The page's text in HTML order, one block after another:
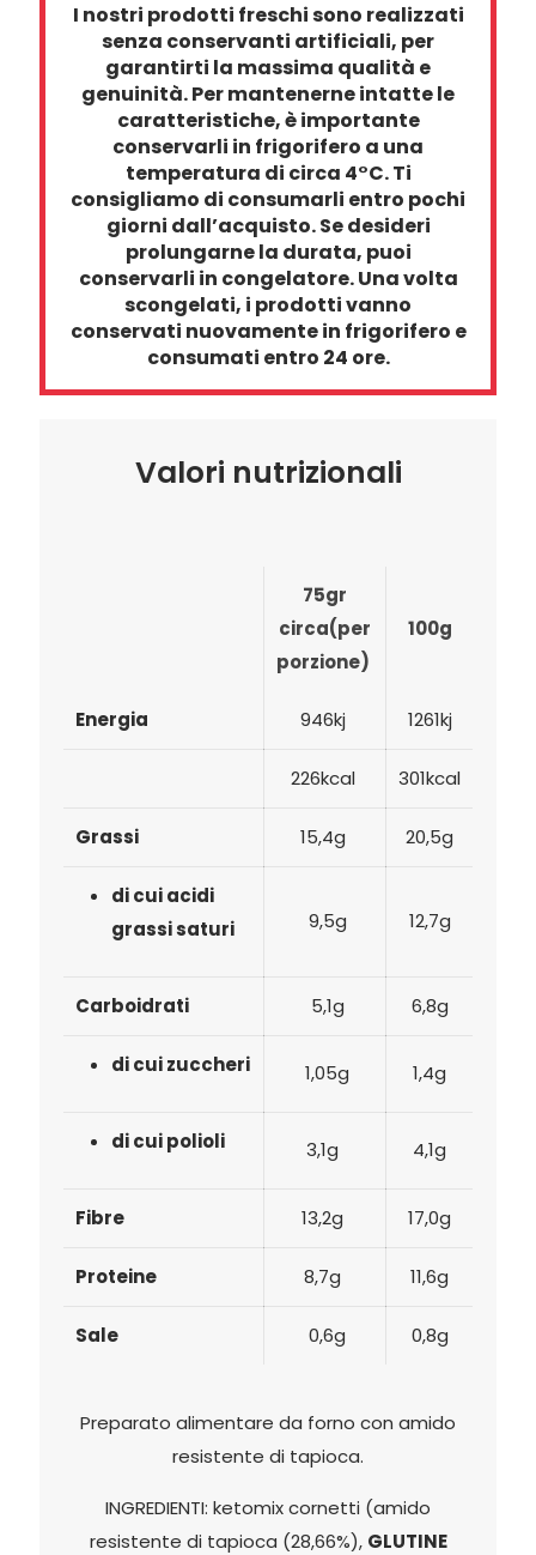
I nostri prodotti freschi sono realizzati
senza conservanti artificiali, per
garantirti la massima qualità e
genuinità. Per mantenerne intatte le
caratteristiche, è importante
conservarli in frigorifero a una
temperatura di circa 4°C. Ti
consigliamo di consumarli entro pochi
giorni dall’acquisto. Se desideri
prolungarne la durata, puoi
conservarli in congelatore. Una volta
scongelati, i prodotti vanno
conservati nuovamente in frigorifero e
consumati entro 24 ore.
Valori nutrizionali
75gr
circa(per
porzione)
100g
Energia 946kj 1261kj
226kcal 301kcal
Grassi 15,4g 20,5g
di cui acidi
grassi saturi
9,5g 12,7g
Carboidrati 5,1g 6,8g
di cui zuccheri 1,05g 1,4g
di cui polioli 3,1g 4,1g
Fibre 13,2g 17,0g
Proteine 8,7g 11,6g
Sale 0,6g 0,8g
Preparato alimentare da forno con amido
resistente di tapioca.
INGREDIENTI: ketomixcornetti (amido
resistente di tapioca (28,66%), GLUTINE